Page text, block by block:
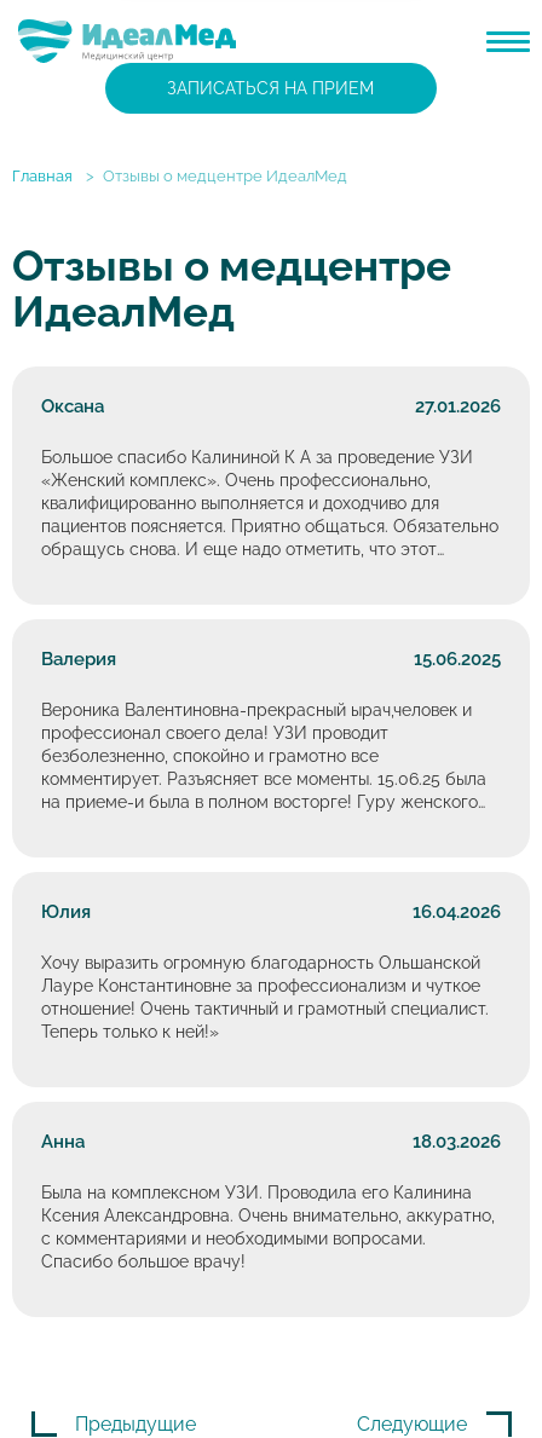
ЗАПИСАТЬСЯ НА ПРИЕМ
Главная > Отзывы о медцентре ИдеалМед
Отзывы о медцентре
ИдеалМед
Оксана 27.01.2026
Большое спасибо Калининой К А за проведение УЗИ
«Женский комплекс». Очень профессионально,
квалифицированно выполняется и доходчиво для
пациентов поясняется. Приятно общаться. Обязательно
обращусь снова. И еще надо отметить, что этот
Валерия 15.06.2025
Вероника Валентиновна-прекрасный ырач,человек и
профессионал своего дела! УЗИ проводит
безболезненно, спокойно и грамотно все
комментирует. Разъясняет все моменты. 15.06.25 была
на приеме-и была в полном восторге! Гуру женского
Юлия 16.04.2026
Хочу выразить огромную благодарность Ольшанской
Лауре Константиновне за профессионализм и чуткое
отношение! Очень тактичный и грамотный специалист.
Теперь только к ней!»
Анна 18.03.2026
Была на комплексном УЗИ. Проводила его Калинина
Ксения Александровна. Очень внимательно, аккуратно,
с комментариями и необходимыми вопросами.
Спасибо большое врачу!
Предыдущие Следующие